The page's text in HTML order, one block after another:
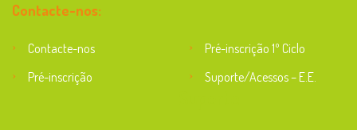
Contacte-nos:
Contacte-nos
Pré-inscrição 1º Ciclo
Pré-inscrição
Suporte/Acessos – E.E.